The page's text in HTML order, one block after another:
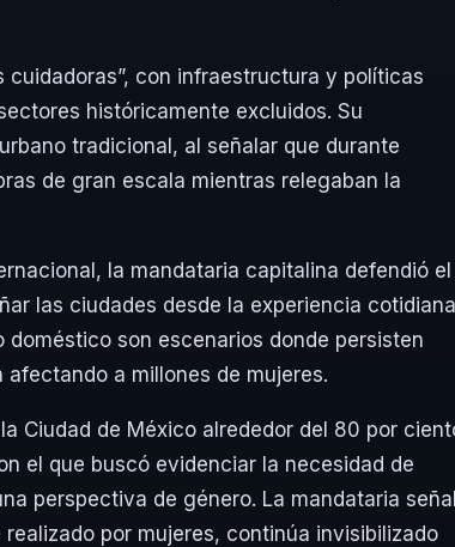
cuidadoras”, con infraestructura y políticas
históricamente excluidos. Su
tradicional, al señalar que durante
de gran escala mientras relegaban la
la mandataria capitalina defendió el
las ciudades desde la experiencia cotidiana
son escenarios donde persisten
a millones de mujeres.
Ciudad de México alrededor del 80 por
el que buscó evidenciar la necesidad de
perspectiva de género. La mandataria
por mujeres, continúa invisibilizado